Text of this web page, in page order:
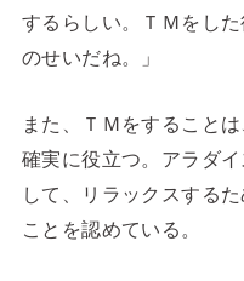
するらしい。ＴＭをし
のせいだね。」
また、ＴＭをすること
確実に役立つ。アラダ
して、リラックスする
ことを認めている。